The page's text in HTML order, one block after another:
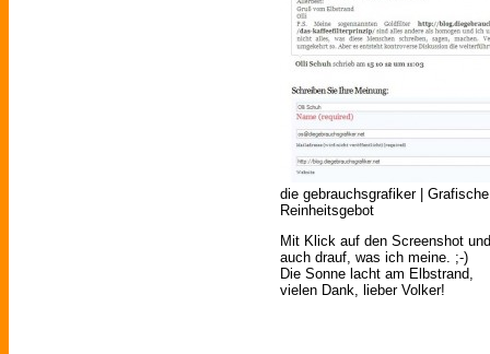
die gebrauchsgrafiker |
Reinheitsgebot
Mit Klick auf den Screenshot
auch drauf, was ich meine. ;-)
Die Sonne lacht am Elbstrand,
vielen Dank, lieber Volker!